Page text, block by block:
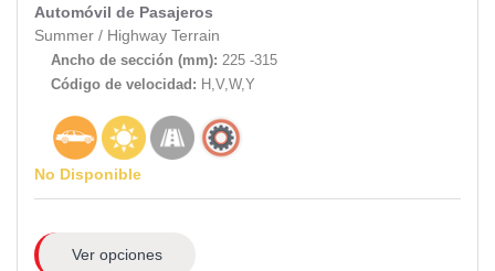
Automóvil de Pasajeros
Summer / Highway Terrain
Ancho de sección (mm): 225 -315
Código de velocidad: H,V,W,Y
No Disponible
Ver opciones